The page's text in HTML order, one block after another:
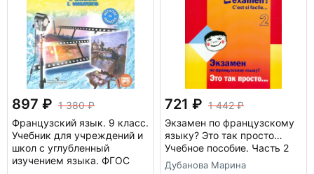
897
1 380
Французский язык. 9 класс.
Учебник для учреждений и
школ с углубленный
изучением языка. ФГОС
721
1 442
Экзамен по французскому
языку? Это так просто…
Учебное пособие. Часть 2
Дубанова Марина